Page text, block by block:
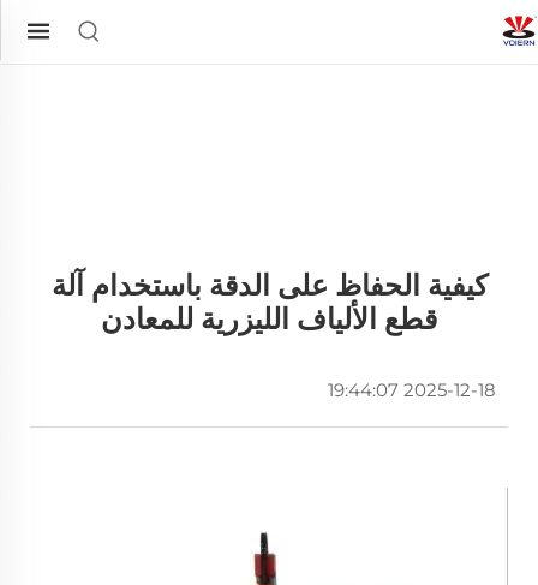
كيفية الحفاظ على الدقة باستخدام آلة
قطع الألياف الليزرية للمعادن
2025-12-18 19:44:07